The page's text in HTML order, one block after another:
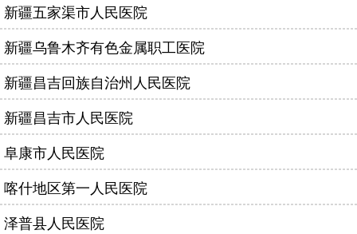
新疆五家渠市人民医院
新疆乌鲁木齐有色金属职工医院
新疆昌吉回族自治州人民医院
新疆昌吉市人民医院
阜康市人民医院
喀什地区第一人民医院
泽普县人民医院